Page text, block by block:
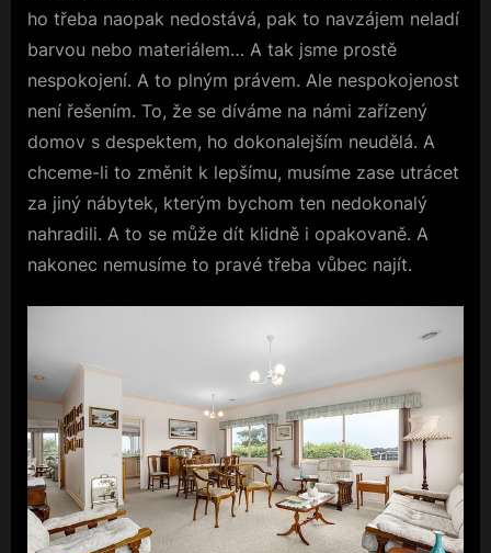
ho třeba naopak nedostává, pak to navzájem neladí
barvou nebo materiálem… A tak jsme prostě
nespokojení. A to plným právem. Ale nespokojenost
není řešením. To, že se díváme na námi zařízený
domov s despektem, ho dokonalejším neudělá. A
chceme-li to změnit k lepšímu, musíme zase utrácet
za jiný nábytek, kterým bychom ten nedokonalý
nahradili. A to se může dít klidně i opakovaně. A
nakonec nemusíme to pravé třeba vůbec najít.